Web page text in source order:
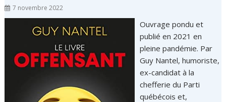
7 novembre 2022
Ouvrage pondu et
publié en 2021 en
pleine pandémie. Par
Guy Nantel, humoriste,
ex-candidat à la
chefferie du Parti
québécois et,